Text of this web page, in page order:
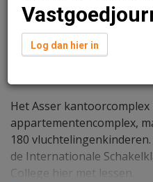
Het Asser
appartementencomplex,
180
de Internationale
College hier met lessen.
Log dan hier in